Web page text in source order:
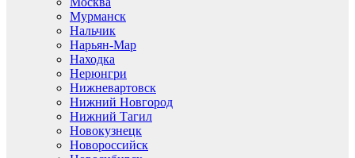
Мурманск
Нальчик
Нарьян-Мар
Находка
Нерюнгри
Нижневартовск
Нижний Новгород
Нижний Тагил
Новокузнецк
Новороссийск